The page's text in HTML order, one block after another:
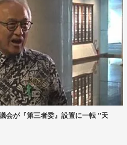
会が『第三者委』設置に一転 ‟天